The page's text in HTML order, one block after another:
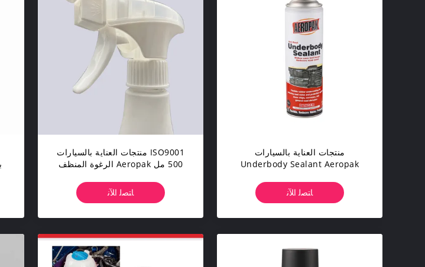
منتجات العناية بالسيارات
Underbody Sealant Aeropak
ﺎﺘﺼﻟ ﺍﻶﻧ
ISO9001 منتجات العناية بالسيارات
500 مل Aeropak الرغوة المنظف
ﺎﺘﺼﻟ ﺍﻶﻧ